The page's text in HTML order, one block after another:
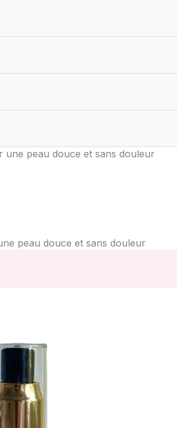
une peau douce et sans douleur
peau douce et sans douleur